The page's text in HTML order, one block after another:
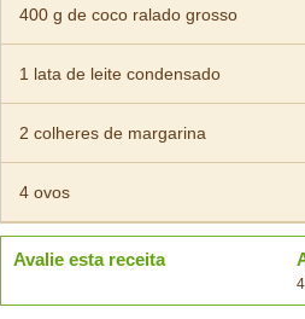
400 g de coco ralado grosso
1 lata de leite condensado
2 colheres de margarina
4 ovos
Avalie esta receita